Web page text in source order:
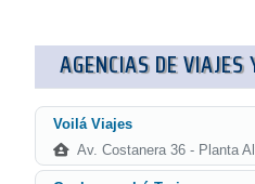
AGENCIAS DE
Voilá Viajes
Av. Costanera 36 - Planta